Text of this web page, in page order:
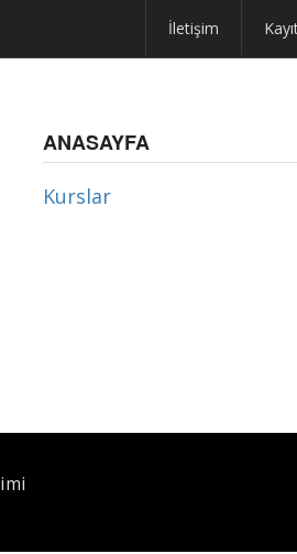
İletişim
ANASAYFA
Kurslar